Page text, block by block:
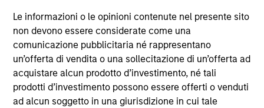
Le informazioni o le opinioni contenute nel presente sito
non devono essere considerate come una
comunicazione pubblicitaria né rappresentano
un’offerta di vendita o una sollecitazione di un’offerta ad
acquistare alcun prodotto d’investimento, né tali
prodotti d’investimento possono essere offerti o venduti
ad alcun soggetto in una giurisdizione in cui tale
documento contenente informazioni chiave per gli
investitori (KID o KIID), dello statuto e delle relazioni
annuali e semestrali e ulteriori informazioni possono
essere ottenute dal rappresentante in Svizzera. Il
rappresentante in Svizzera è Carnegie Fund Services S.A.,
11, rue du Général-Dufour, 1204 Ginevra. L’agente pagatore
in Svizzera è Banque Cantonale de Genève, 17, quai de l’Ile,
1204 Ginevra.